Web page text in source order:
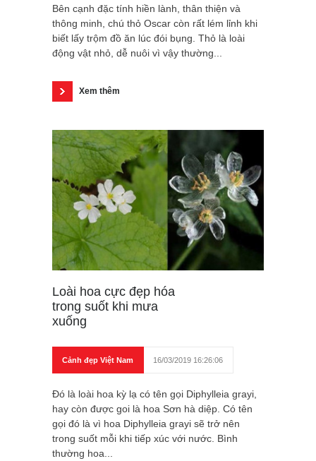
Bên cạnh đặc tính hiền lành, thân thiện và
thông minh, chú thỏ Oscar còn rất lém lỉnh khi
biết lấy trộm đồ ăn lúc đói bụng. Thỏ là loài
động vật nhỏ, dễ nuôi vì vậy thường...
Xem thêm
Loài hoa cực đẹp hóa
trong suốt khi mưa
xuống
Cảnh đẹp Việt Nam 16/03/2019 16:26:06
Đó là loài hoa kỳ lạ có tên gọi Diphylleia grayi,
hay còn được goi là hoa Sơn hà diệp. Có tên
gọi đó là vì hoa Diphylleia grayi sẽ trở nên
trong suốt mỗi khi tiếp xúc với nước. Bình
thường hoa...